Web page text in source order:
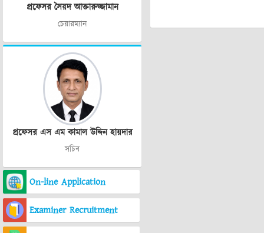
প্রফেসর সৈয়দ আক্তারুজ্জামান
চেয়ারম্যান
প্রফেসর এস এম কামাল উদ্দিন হায়দার
সচিব
On-line Application
Examiner Recruitment